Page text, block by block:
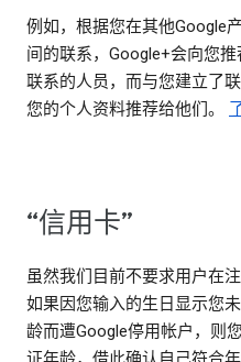
例如，根据您在其他Google
间的联系，Google+会向您
联系的人员，而与您建立了
您的个人资料推荐给他们。
“信用卡”
虽然我们目前不要求用户在
如果因您输入的生日显示您
龄而遭Google停用帐户，则